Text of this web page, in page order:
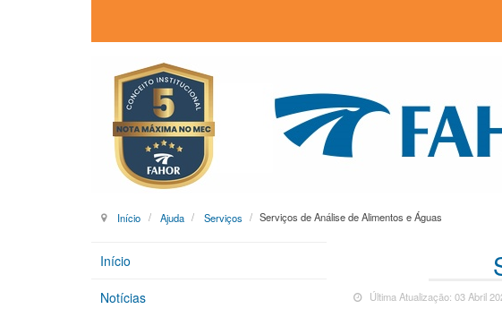
Início Ajuda Serviços Serviços de Análise de Alimentos e Águas
Última Atualização: 03 Abril
Início
Notícias